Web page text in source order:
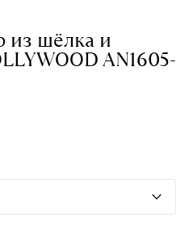
из шёлка и
AN1605-